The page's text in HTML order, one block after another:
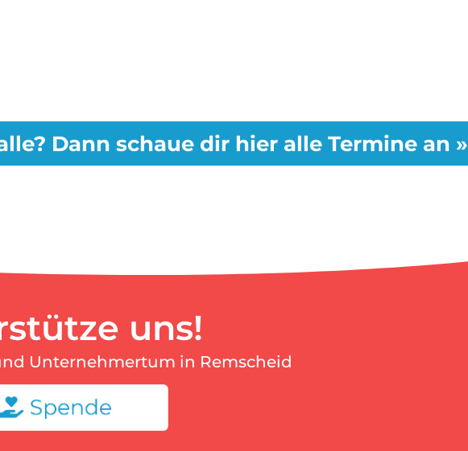
Dann schaue dir hier alle Termine an »
uns!
Unternehmertum in Remscheid